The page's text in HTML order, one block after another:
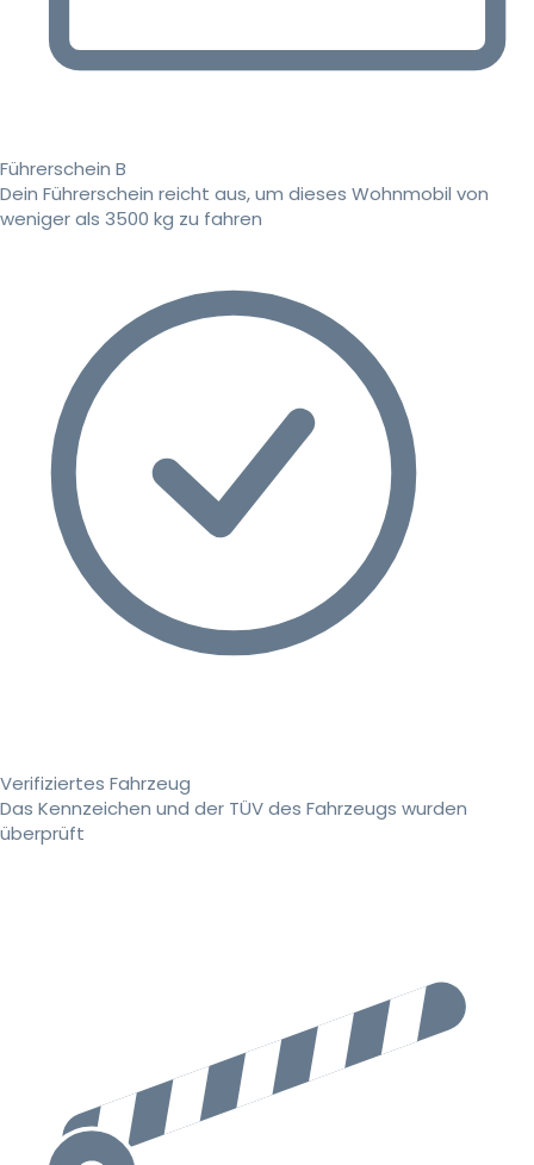
Führerschein B
Dein Führerschein reicht aus, um dieses Wohnmobil von
weniger als 3500 kg zu fahren
Verifiziertes Fahrzeug
Das Kennzeichen und der TÜV des Fahrzeugs wurden
überprüft